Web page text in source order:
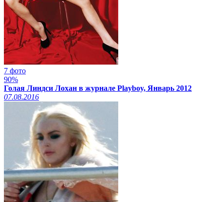
7 фото
90%
Голая Линдси Лохан в журнале Playboy, Январь 2012
07.08.2016